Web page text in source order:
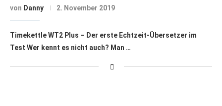
von Danny 2. November 2019
Timekettle WT2 Plus – Der erste Echtzeit-Übersetzer im
Test Wer kennt es nicht auch? Man …